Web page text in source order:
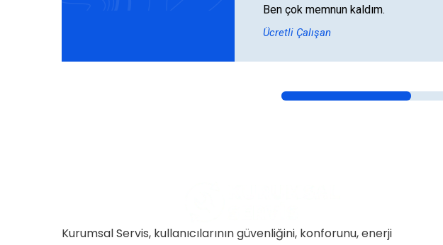
Ben çok memnun kaldım.
Ücretli Çalışan
Kurumsal Servis, kullanıcılarının güvenliğini, konforunu, enerji